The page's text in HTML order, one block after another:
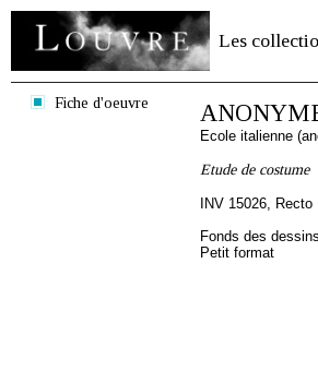
Les
Fiche d'oeuvre
Ecole italienne
Etude de costume
INV 15026, Recto
Fonds des
Petit format